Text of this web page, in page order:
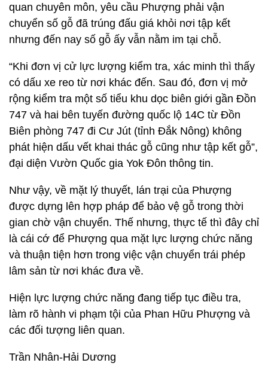
quan chuyên môn, yêu cầu Phượng phải vận
chuyển số gỗ đã trúng đấu giá khỏi nơi tập kết
nhưng đến nay số gỗ ấy vẫn nằm im tại chỗ.
“Khi đơn vị cử lực lượng kiểm tra, xác minh thì thấy
có dấu xe reo từ nơi khác đến. Sau đó, đơn vị mở
rộng kiểm tra một số tiểu khu dọc biên giới gần Đồn
747 và hai bên tuyến đường quốc lộ 14C từ Đồn
Biên phòng 747 đi Cư Jút (tỉnh Đắk Nông) không
phát hiện dấu vết khai thác gỗ cũng như tập kết gỗ”,
đại diện Vườn Quốc gia Yok Đôn thông tin.
Như vậy, về mặt lý thuyết, lán trại của Phượng
được dựng lên hợp pháp để bảo vệ gỗ trong thời
gian chờ vận chuyển. Thế nhưng, thực tế thì đây chỉ
là cái cớ để Phượng qua mặt lực lượng chức năng
và thuận tiện hơn trong việc vận chuyển trái phép
lâm sản từ nơi khác đưa về.
Hiện lực lượng chức năng đang tiếp tục điều tra,
làm rõ hành vi phạm tội của Phan Hữu Phượng và
các đối tượng liên quan.
Trần Nhân-Hải Dương